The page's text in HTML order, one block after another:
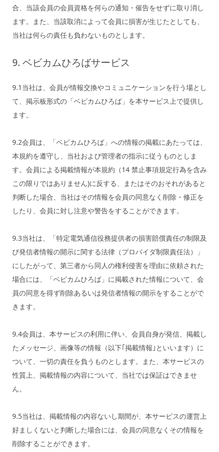
合、当該会員の会員資格を何らの通知・催告をせずに取り消し
ます。また、当該取消によって会員に損害が生じたとしても、
当社は何らの責任も負わないものとします。
9. ベビカムひろばサービス
9.1当社は、会員が情報交換やコミュニケーションを行う場とし
て、掲示板形式の「ベビカムひろば」を本サービス上で提供し
ます。
9.2会員は、「ベビカムひろば」への情報の掲載にあたっては、
本規約を遵守し、当社および管理者の指示に従うものとしま
す。会員による掲載情報が本規約（14 禁止事項規定行為を含み
この限りではありません)に反する、またはそのおそれがあると
判断した場合、当社はその情報を会員の同意なく削除・修正を
したり、会員に対し注意や警告をすることができます。
9.3当社は、「特定電気通信役務提供者の損害賠償責任の制限及
び発信者情報の開示に関する法律（プロバイダ制限責任法）」
にしたがって、第三者から同人の権利侵害を理由に依頼された
場合には、「ベビカムひろば」に掲載された情報について、会
員の同意を得ず削除あるいは発信者情報の開示をすることがで
きます。
9.4会員は、本サービスの利用に伴い、会員自身が発信、掲載し
たメッセージ、画像等の情報（以下｢掲載情報｣といいます）に
ついて、一切の責任を負うものとします。また、本サービスの
性質上、掲載情報の内容について、当社では保証はできませ
ん。
9.5当社は、掲載情報の内容ないし期間が、本サービスの運営上
好ましくないと判断した場合には、会員の同意なくその情報を
削除することができます。